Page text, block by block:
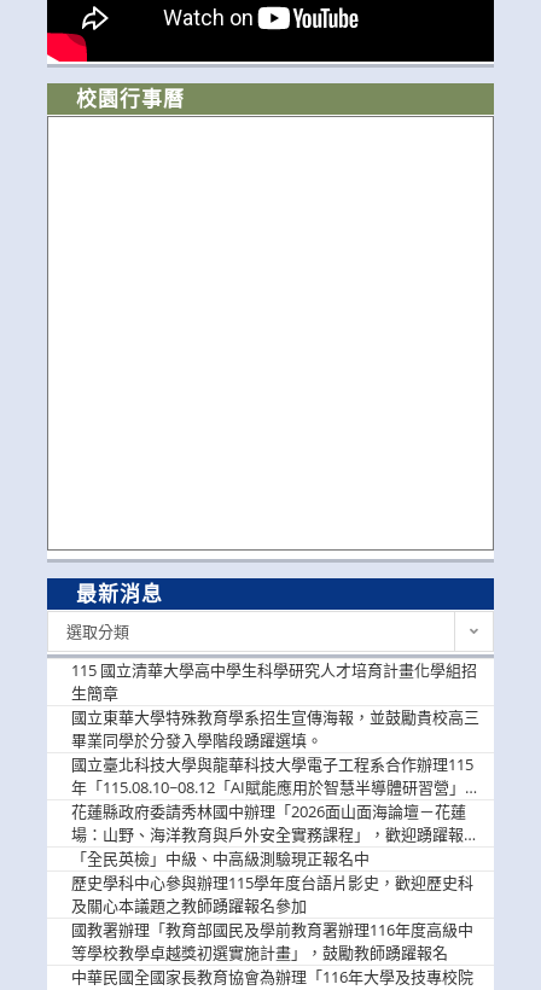
校園行事曆
最新消息
選取分類
115 國立清華大學高中學生科學研究人才培育計畫化學組招
生簡章
國立東華大學特殊教育學系招生宣傳海報，並鼓勵貴校高三
畢業同學於分發入學階段踴躍選填。
國立臺北科技大學與龍華科技大學電子工程系合作辦理115
年「115.08.10~08.12「AI賦能應用於智慧半導體研習營」，
歡迎學生踴躍報名參加
花蓮縣政府委請秀林國中辦理「2026面山面海論壇－花蓮
場：山野、海洋教育與戶外安全實務課程」，歡迎踴躍報名
參加
「全民英檢」中級、中高級測驗現正報名中
歷史學科中心參與辦理115學年度台語片影史，歡迎歷史科
及關心本議題之教師踴躍報名參加
國教署辦理「教育部國民及學前教育署辦理116年度高級中
等學校教學卓越獎初選實施計畫」，鼓勵教師踴躍報名
中華民國全國家長教育協會為辦理「116年大學及技專校院